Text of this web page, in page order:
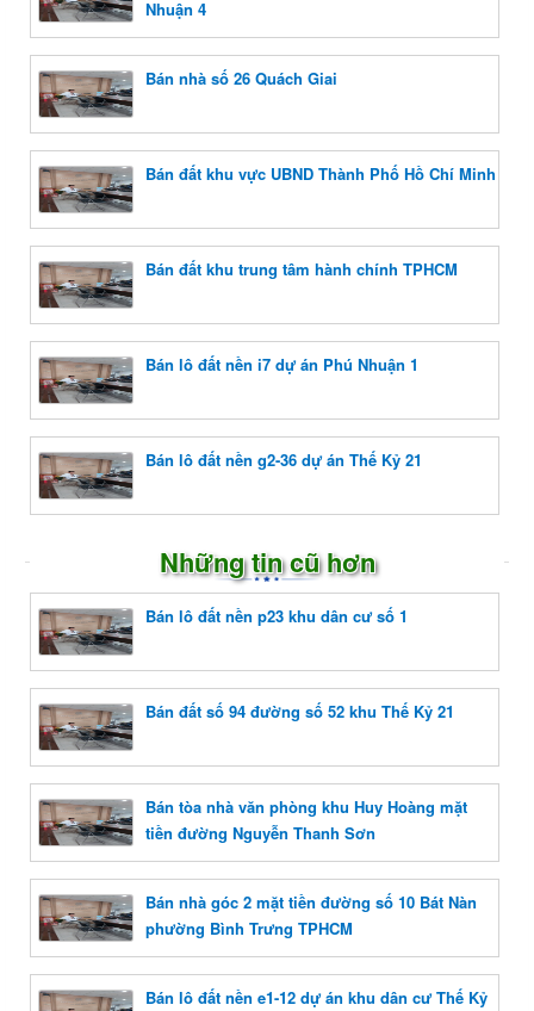
Nhuận 4
Bán nhà số 26 Quách Giai
Bán đất khu vực UBND Thành Phố Hồ Chí Minh
Bán đất khu trung tâm hành chính TPHCM
Bán lô đất nền i7 dự án Phú Nhuận 1
Bán lô đất nền g2-36 dự án Thế Kỷ 21
Những tin cũ hơn
Bán lô đất nền p23 khu dân cư số 1
Bán đất số 94 đường số 52 khu Thế Kỷ 21
Bán tòa nhà văn phòng khu Huy Hoàng mặt
tiền đường Nguyễn Thanh Sơn
Bán nhà góc 2 mặt tiền đường số 10 Bát Nàn
phường Bình Trưng TPHCM
Bán lô đất nền e1-12 dự án khu dân cư Thế Kỷ